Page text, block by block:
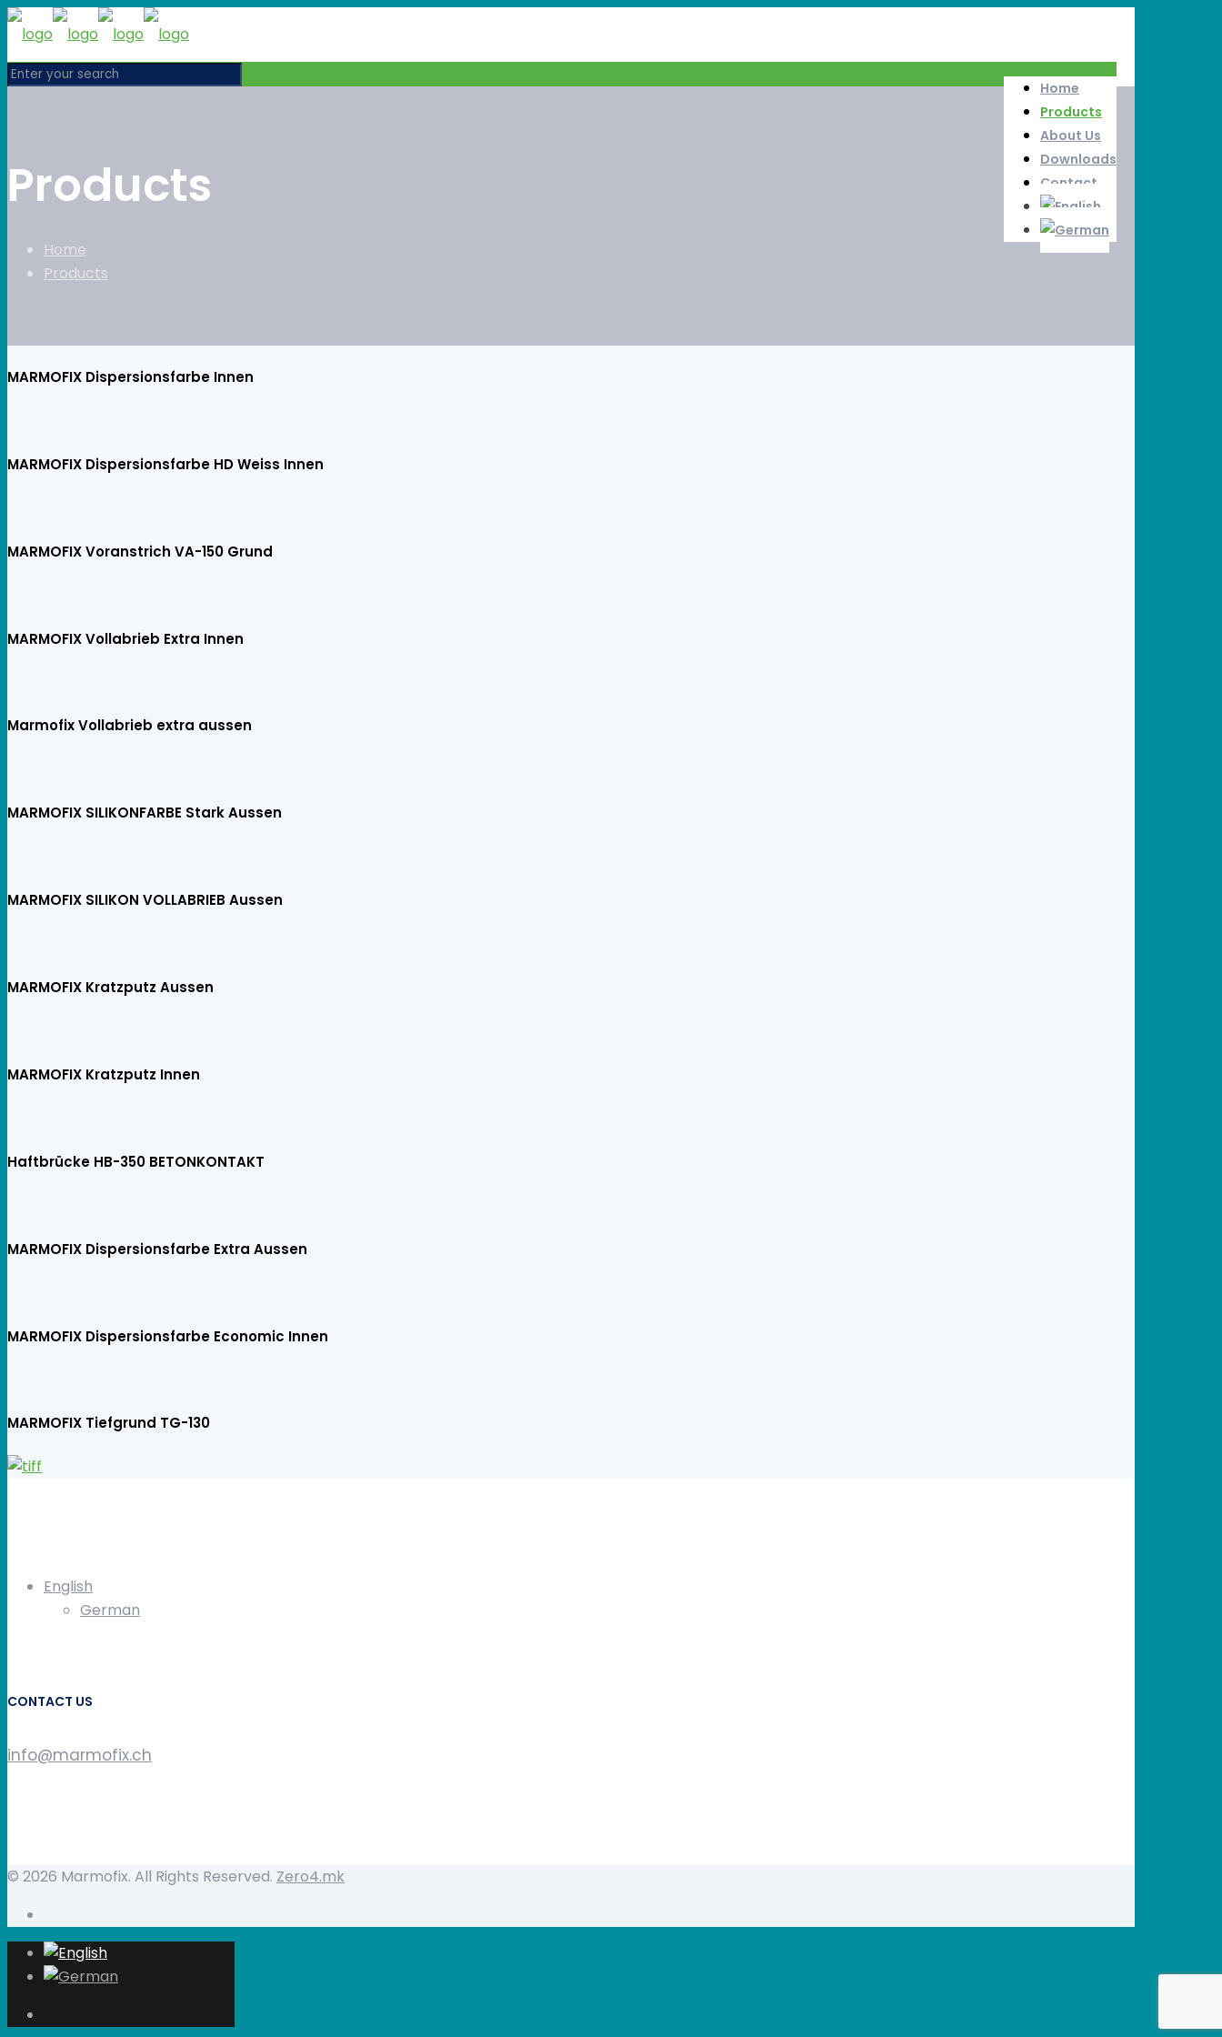
Home
Products
About Us
Downloads
Contact
Products
Home
Products
MARMOFIX Dispersionsfarbe Innen
MARMOFIX Dispersionsfarbe HD Weiss Innen
MARMOFIX Voranstrich VA-150 Grund
MARMOFIX Vollabrieb Extra Innen
Marmofix Vollabrieb extra aussen
MARMOFIX SILIKONFARBE Stark Aussen
MARMOFIX SILIKON VOLLABRIEB Aussen
MARMOFIX Kratzputz Aussen
MARMOFIX Kratzputz Innen
Haftbrücke HB-350 BETONKONTAKT
MARMOFIX Dispersionsfarbe Extra Aussen
MARMOFIX Dispersionsfarbe Economic Innen
MARMOFIX Tiefgrund TG-130
English
German
CONTACT US
info@marmofix.ch
© 2026 Marmofix. All Rights Reserved. Zero4.mk